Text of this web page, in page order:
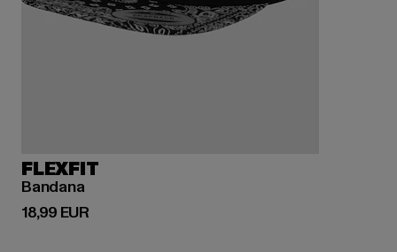
FLEXFIT
Bandana
18,99 EUR
Derzeitiger Preis: 18,99 EUR